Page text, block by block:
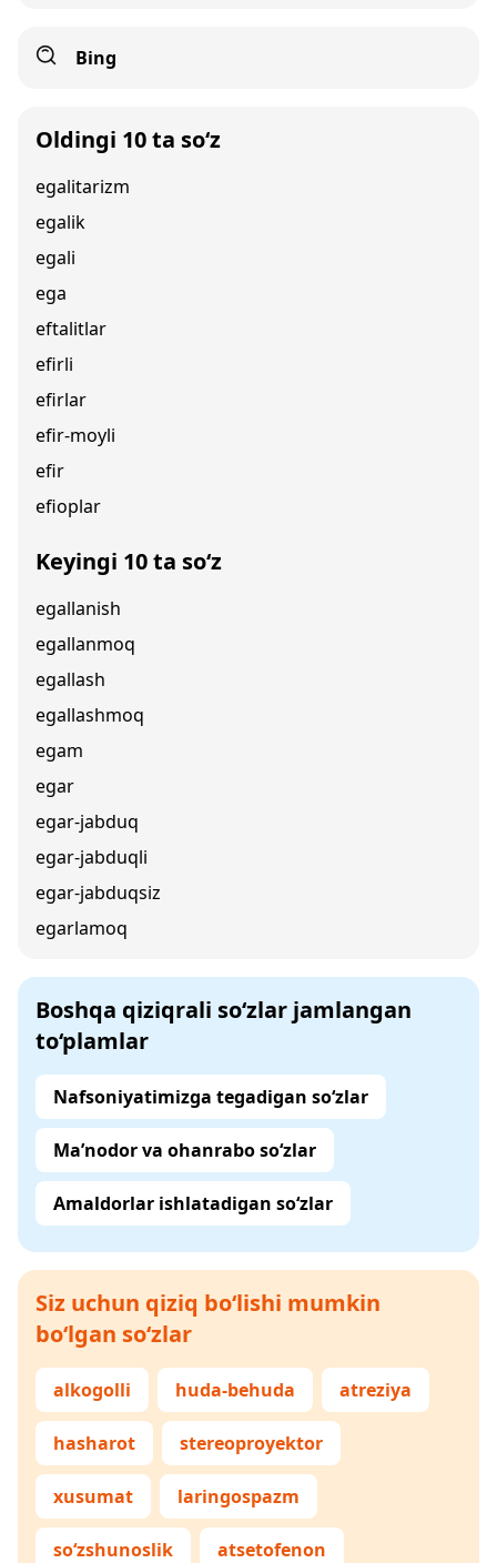
Bing
Oldingi 10 ta so‘z
egalitarizm
egalik
egali
ega
eftalitlar
efirli
efirlar
efir-moyli
efir
efioplar
Keyingi 10 ta so‘z
egallanish
egallanmoq
egallash
egallashmoq
egam
egar
egar-jabduq
egar-jabduqli
egar-jabduqsiz
egarlamoq
Boshqa qiziqrali so‘zlar jamlangan
to‘plamlar
Nafsoniyatimizga tegadigan so‘zlar
Ma’nodor va ohanrabo so‘zlar
Amaldorlar ishlatadigan so‘zlar
Siz uchun qiziq bo‘lishi mumkin
bo‘lgan so‘zlar
alkogolli huda-behuda atreziya
hasharot stereoproyektor
xusumat laringospazm
so‘zshunoslik atsetofenon